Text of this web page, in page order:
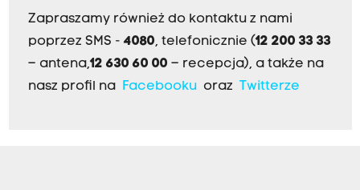
Zapraszamy również do kontaktu z nami
poprzez SMS - 4080, telefonicznie (12 200 33 33
– antena,12 630 60 00 – recepcja), a także na
nasz profil na Facebookuoraz Twitterze